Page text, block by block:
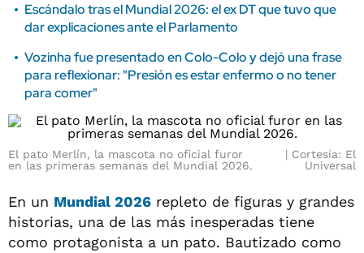
Escándalo tras el Mundial 2026: el ex DT que tuvo que
dar explicaciones ante el Parlamento
Vozinha fue presentado en Colo-Colo y dejó una frase
para reflexionar: "Presión es estar enfermo o no tener
para comer"
El pato Merlín, la mascota no oficial furor
en las primeras semanas del Mundial 2026.
Cortesía: El
Universal
En un Mundial 2026 repleto de figuras y grandes
historias, una de las más inesperadas tiene
como protagonista a un pato. Bautizado como